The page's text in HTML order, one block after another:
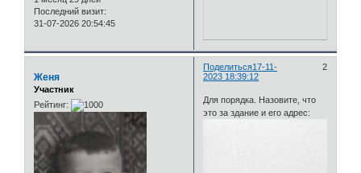
Последний визит:
31-07-2026 20:54:45
Поделиться 2
17-11-
2023 18:39:12
Женя
Участник
Рейтинг:
Для порядка. Назовите, что
это за здание и его адрес: